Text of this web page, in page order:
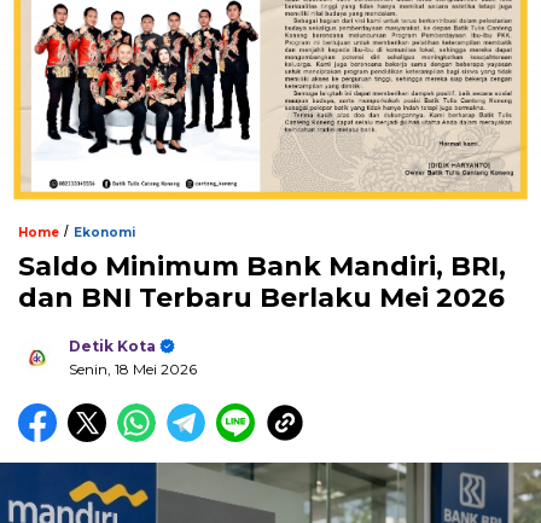
Home / Ekonomi
Saldo Minimum Bank Mandiri, BRI,
dan BNI Terbaru Berlaku Mei 2026
Detik Kota
Senin, 18 Mei 2026